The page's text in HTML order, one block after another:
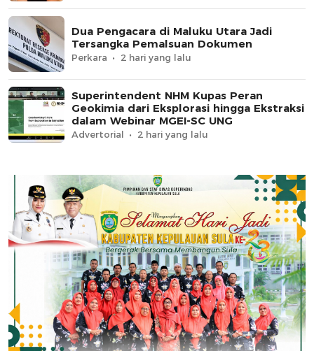
Dua Pengacara di Maluku Utara Jadi
Tersangka Pemalsuan Dokumen
Perkara 2 hari yang lalu
Superintendent NHM Kupas Peran
Geokimia dari Eksplorasi hingga Ekstraksi
dalam Webinar MGEI-SC UNG
Advertorial 2 hari yang lalu